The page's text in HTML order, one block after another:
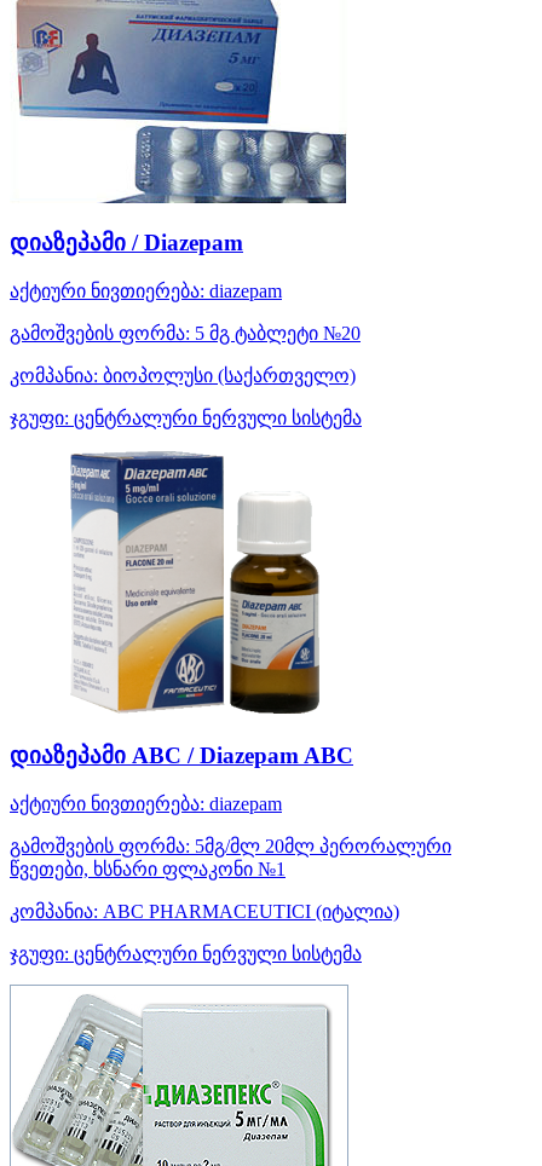
დიაზეპამი / Diazepam
აქტიური ნივთიერება: diazepam
გამოშვების ფორმა: 5 მგ ტაბლეტი №20
კომპანია: ბიოპოლუსი (საქართველო)
ჯგუფი: ცენტრალური ნერვული სისტემა
დიაზეპამი ABC / Diazepam ABC
აქტიური ნივთიერება: diazepam
გამოშვების ფორმა: 5მგ/მლ 20მლ პერორალური
წვეთები, ხსნარი ფლაკონი №1
კომპანია: ABC PHARMACEUTICI (იტალია)
ჯგუფი: ცენტრალური ნერვული სისტემა